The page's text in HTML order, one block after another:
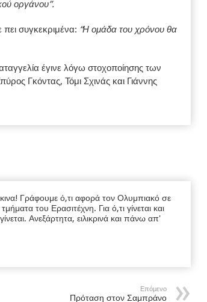
οργάνου”.
συγκεκριμένα: “Η ομάδα του χρόνου θα
έγινε λόγω στοχοποίησης των
Γκόντας, Τόμι Σχινάς και Γιάννης
Γράφουμε ό,τι αφορά τον Ολυμπιακό σε
του Ερασιτέχνη. Για ό,τι γίνεται και
Ανεξάρτητα, ειλικρινά και πάνω απ'
Επόμενο
Πρόταση στον Σαμπράνο